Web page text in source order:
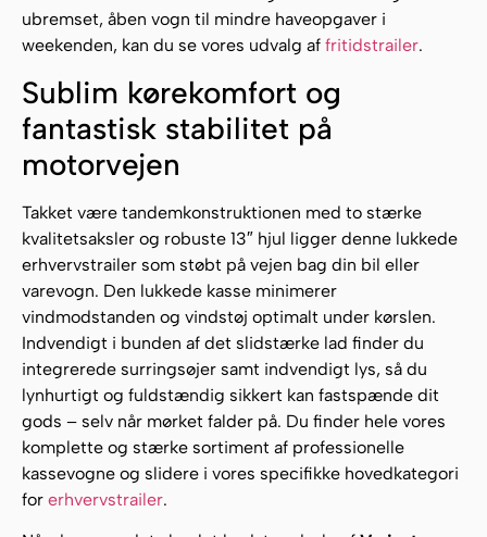
ubremset, åben vogn til mindre haveopgaver i
weekenden, kan du se vores udvalg af fritidstrailer.
Sublim kørekomfort og
fantastisk stabilitet på
motorvejen
Takket være tandemkonstruktionen med to stærke
kvalitetsaksler og robuste 13″ hjul ligger denne lukkede
erhvervstrailer som støbt på vejen bag din bil eller
varevogn. Den lukkede kasse minimerer
vindmodstanden og vindstøj optimalt under kørslen.
Indvendigt i bunden af det slidstærke lad finder du
integrerede surringsøjer samt indvendigt lys, så du
lynhurtigt og fuldstændig sikkert kan fastspænde dit
gods – selv når mørket falder på. Du finder hele vores
komplette og stærke sortiment af professionelle
kassevogne og slidere i vores specifikke hovedkategori
for erhvervstrailer.